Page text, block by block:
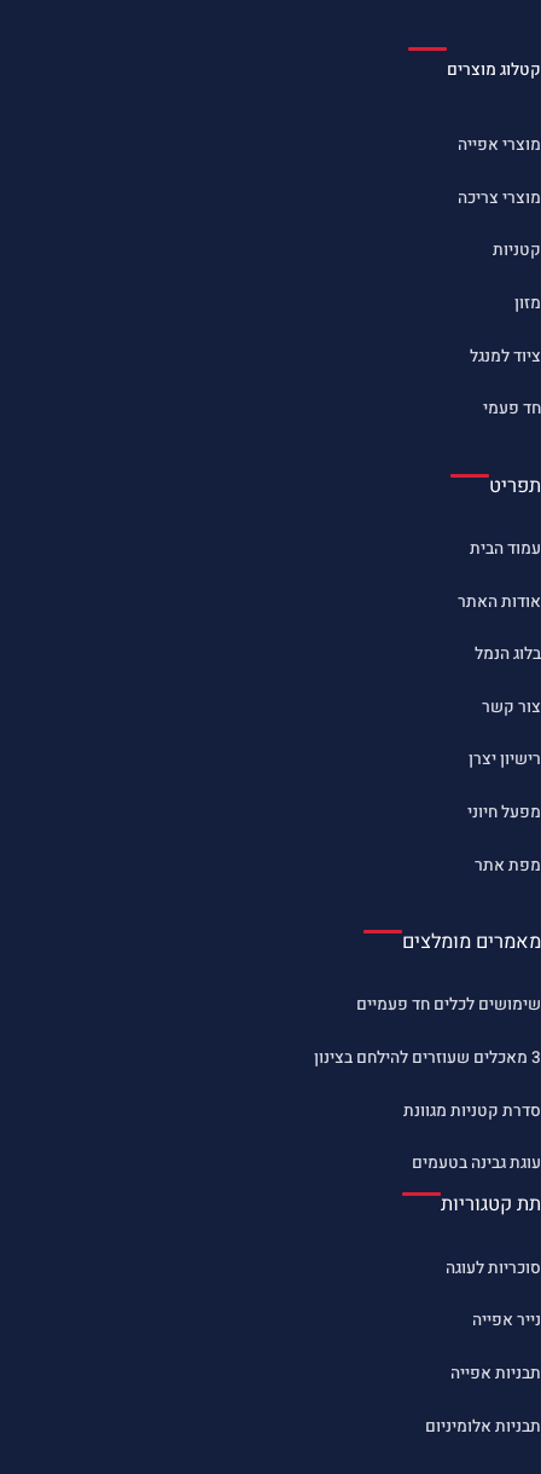
קטלוג מוצרים
מוצרי אפייה
מוצרי צריכה
קטניות
מזון
ציוד למנגל
חד פעמי
תפריט
עמוד הבית
אודות האתר
בלוג הנמל
צור קשר
רישיון יצרן
מפעל חיוני
מפת אתר
מאמרים מומלצים
שימושים לכלים חד פעמיים
3 מאכלים שעוזרים להילחם בצינון
סדרת קטניות מגוונת
עוגת גבינה בטעמים
תת קטגוריות
סוכריות לעוגה
נייר אפייה
תבניות אפייה
תבניות אלומיניום